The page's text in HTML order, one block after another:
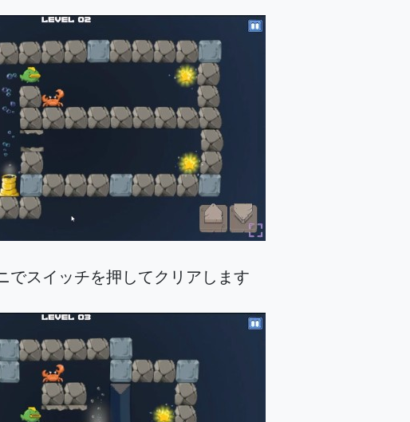
でスイッチを押してクリアします